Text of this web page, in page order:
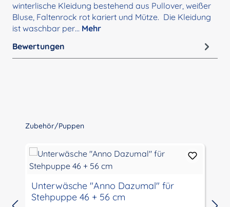
winterlische Kleidung bestehend aus Pullover, weißer
Bluse, Faltenrock rot kariert und Mütze. Die Kleidung
ist waschbar per… Mehr
Bewertungen
Produktgalerie überspringen
Zubehör/Puppen
Unterwäsche "Anno Dazumal" für
Stehpuppe 46 + 56 cm